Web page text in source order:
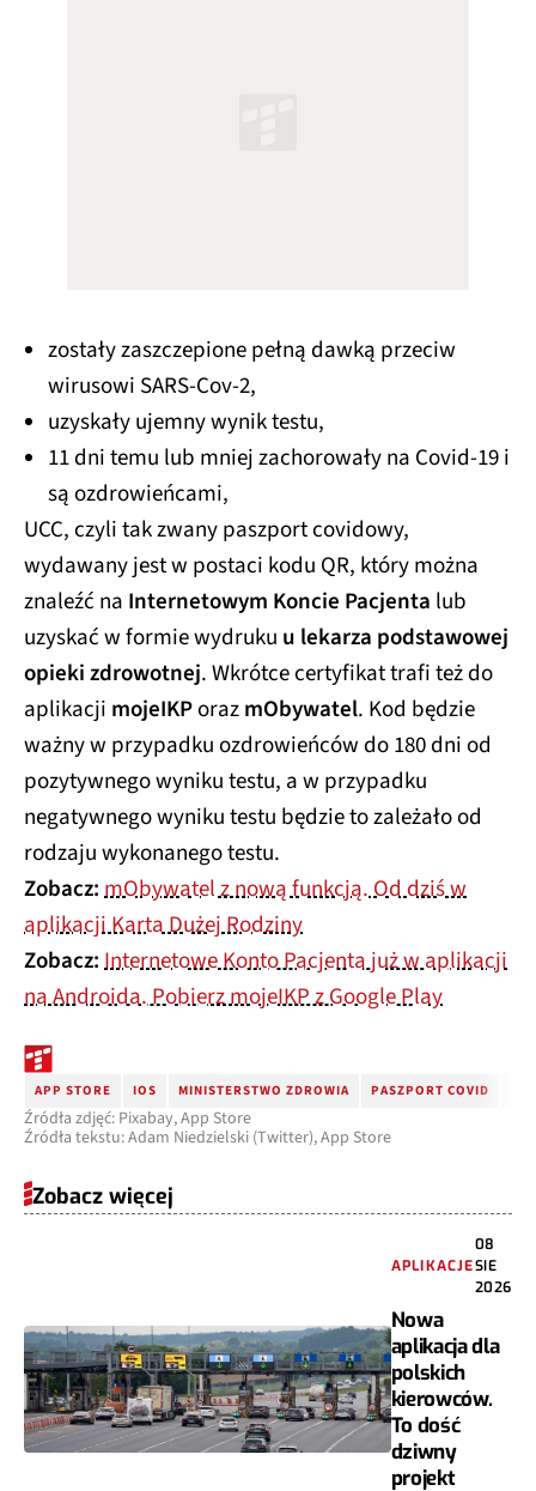
zostały zaszczepione pełną dawką przeciw
wirusowi SARS-Cov-2,
uzyskały ujemny wynik testu,
11 dni temu lub mniej zachorowały na Covid-19 i
są ozdrowieńcami,
UCC, czyli tak zwany paszport covidowy,
wydawany jest w postaci kodu QR, który można
znaleźć na Internetowym Koncie Pacjenta lub
uzyskać w formie wydruku u lekarza podstawowej
opieki zdrowotnej. Wkrótce certyfikat trafi też do
aplikacji mojeIKPorazmObywatel. Kod będzie
ważny w przypadku ozdrowieńców do 180 dni od
pozytywnego wyniku testu, a w przypadku
negatywnego wyniku testu będzie to zależało od
rodzaju wykonanego testu.
Zobacz: mObywatel z nową funkcją. Od dziś w
aplikacji Karta Dużej Rodziny
Zobacz: Internetowe Konto Pacjenta już w aplikacji
na Androida. Pobierz mojeIKP z Google Play
APP STORE IOS MINISTERSTWO ZDROWIA PASZPORT COVID
Źródła zdjęć: Pixabay, App Store
Źródła tekstu: Adam Niedzielski (Twitter), App Store
Zobacz więcej
APLIKACJE
08
SIE
2026
Nowa
aplikacja dla
polskich
kierowców.
To dość
dziwny
projekt